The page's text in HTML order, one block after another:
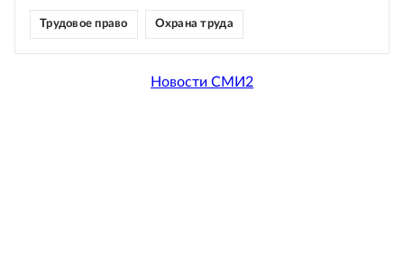
Трудовое право Охрана труда
Новости СМИ2